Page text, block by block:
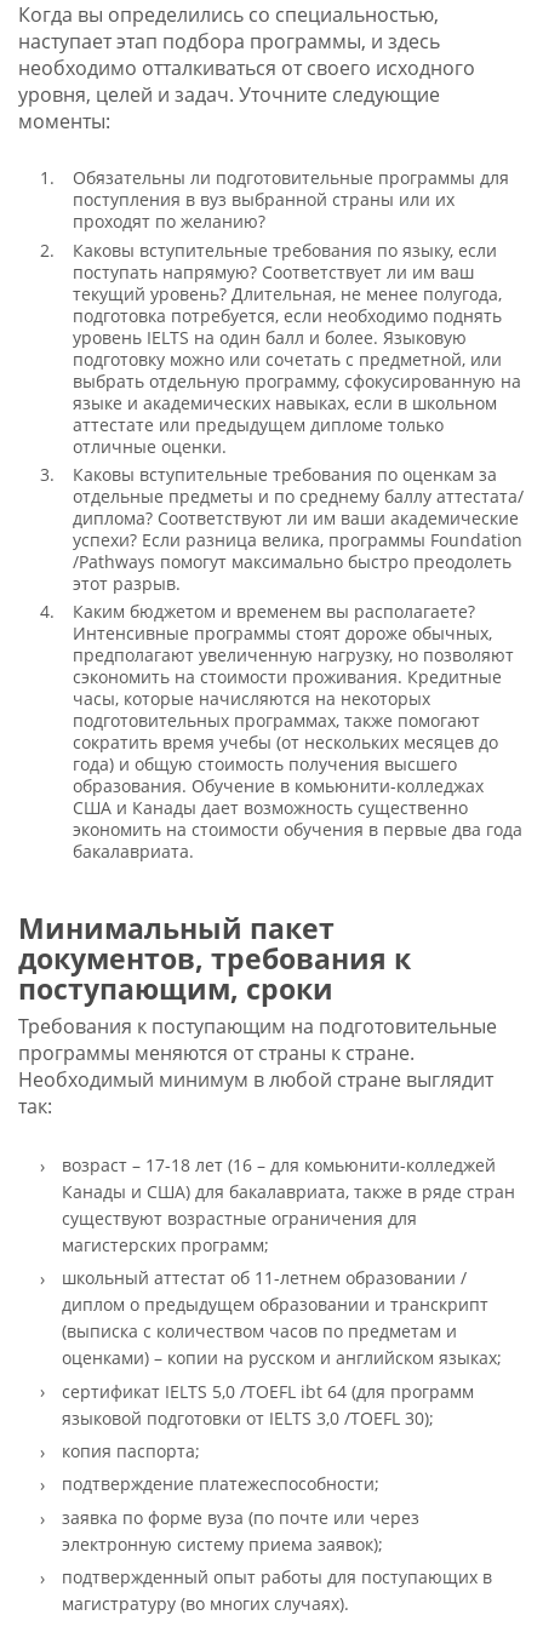
Когда вы определились со специальностью,
наступает этап подбора программы, и здесь
необходимо отталкиваться от своего исходного
уровня, целей и задач. Уточните следующие
моменты:
Обязательны ли подготовительные программы для
поступления в вуз выбранной страны или их
проходят по желанию?
Каковы вступительные требования по языку, если
поступать напрямую? Соответствует ли им ваш
текущий уровень? Длительная, не менее полугода,
подготовка потребуется, если необходимо поднять
уровень IELTS на один балл и более. Языковую
подготовку можно или сочетать с предметной, или
выбрать отдельную программу, сфокусированную на
языке и академических навыках, если в школьном
аттестате или предыдущем дипломе только
отличные оценки.
Каковы вступительные требования по оценкам за
отдельные предметы и по среднему баллу аттестата/
диплома? Соответствуют ли им ваши академические
успехи? Если разница велика, программы Foundation
/Pathways помогут максимально быстро преодолеть
этот разрыв.
Каким бюджетом и временем вы располагаете?
Интенсивные программы стоят дороже обычных,
предполагают увеличенную нагрузку, но позволяют
сэкономить на стоимости проживания. Кредитные
часы, которые начисляются на некоторых
подготовительных программах, также помогают
сократить время учебы (от нескольких месяцев до
года) и общую стоимость получения высшего
образования. Обучение в комьюнити-колледжах
США и Канады дает возможность существенно
экономить на стоимости обучения в первые два года
бакалавриата.
Минимальный пакет
документов, требования к
поступающим, сроки
Требования к поступающим на подготовительные
программы меняются от страны к стране.
Необходимый минимум в любой стране выглядит
так:
возраст – 17-18 лет (16 – для комьюнити-колледжей
Канады и США) для бакалавриата, также в ряде стран
существуют возрастные ограничения для
магистерских программ;
школьный аттестат об 11-летнем образовании /
диплом о предыдущем образовании и транскрипт
(выписка с количеством часов по предметам и
оценками) – копии на русском и английском языках;
сертификат IELTS 5,0 /TOEFL ibt 64 (для программ
языковой подготовки от IELTS 3,0 /TOEFL 30);
копия паспорта;
подтверждение платежеспособности;
заявка по форме вуза (по почте или через
электронную систему приема заявок);
подтвержденный опыт работы для поступающих в
магистратуру (во многих случаях).